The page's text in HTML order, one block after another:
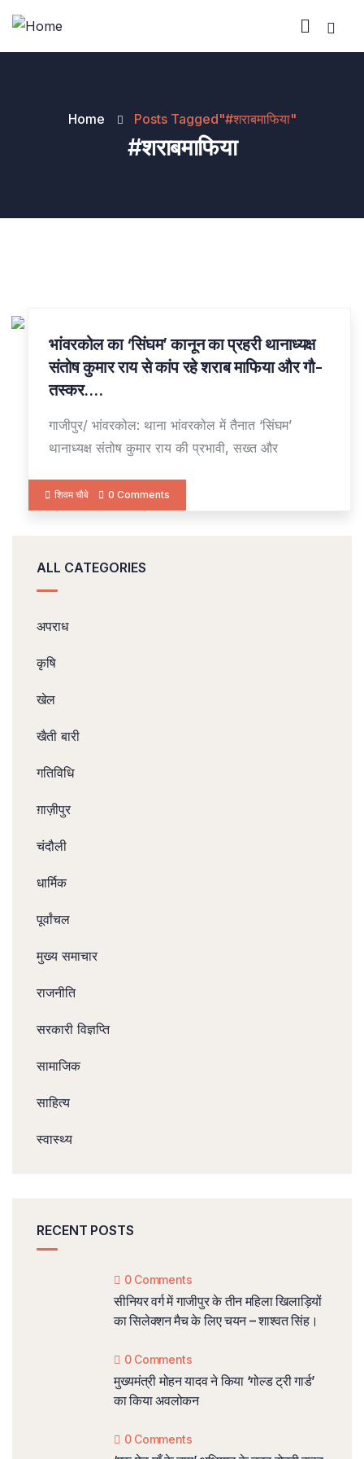
Home Posts Tagged"#शराबमाफिया"
#शराबमाफिया
24
DEC
भांवरकोल का ‘सिंघम’ कानून का प्रहरी थानाध्यक्ष
संतोष कुमार राय से कांप रहे शराब माफिया और गौ-
तस्कर….
गाजीपुर/ भांवरकोल: थाना भांवरकोल में तैनात ‘सिंघम’
थानाध्यक्ष संतोष कुमार राय की प्रभावी, सख्त और
शिवम चौबे 0 Comments
ALL CATEGORIES
अपराध
कृषि
खेल
खैती बारी
गतिविधि
ग़ाज़ीपुर
चंदौली
धार्मिक
पूर्वांचल
मुख्य समाचार
राजनीति
सरकारी विज्ञप्ति
सामाजिक
साहित्य
स्वास्थ्य
RECENT POSTS
0 Comments
सीनियर वर्ग में गाजीपुर के तीन महिला खिलाड़ियों
का सिलेक्शन मैच के लिए चयन – शाश्वत सिंह।
0 Comments
मुख्यमंत्री मोहन यादव ने किया ‘गोल्ड ट्री गार्ड’
का किया अवलोकन
0 Comments